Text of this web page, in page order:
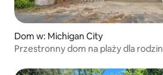
Dom w: Michigan City
Przestronny dom na plaży dla rodzin